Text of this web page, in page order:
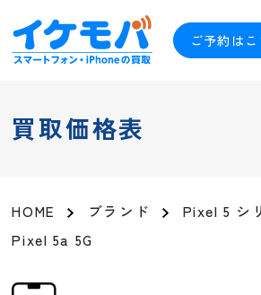
ご予約はこ
買取価格表
HOME ブランド
Pixel 5 シ
Pixel 5a 5G